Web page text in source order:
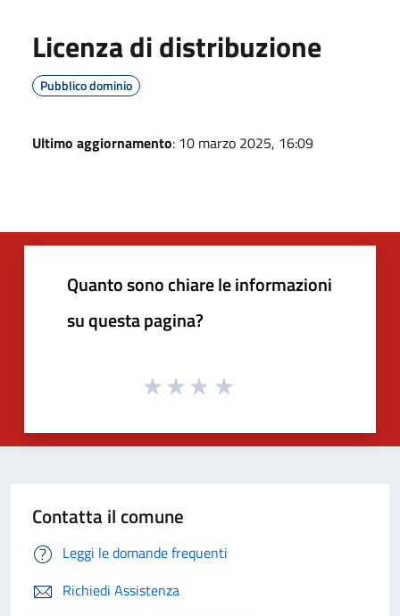
Licenza di distribuzione
Pubblico dominio
Ultimo aggiornamento: 10 marzo 2025, 16:09
Quanto sono chiare le informazioni
su questa pagina?
Contatta il comune
Leggi le domande frequenti
Richiedi Assistenza